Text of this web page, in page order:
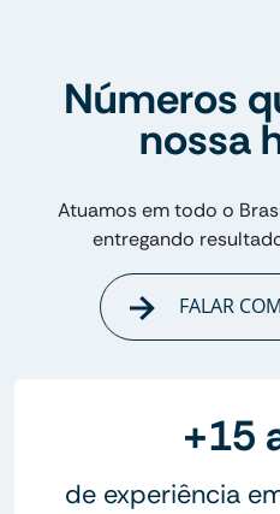
Números
nossa
Atuamos em todo o
entregando
FALAR
+15
de experiência